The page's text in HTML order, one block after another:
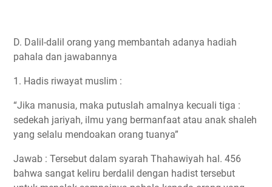
D. Dalil-dalil orang yang membantah adanya hadiah
pahala dan jawabannya
1. Hadis riwayat muslim :
“Jika manusia, maka putuslah amalnya kecuali tiga :
sedekah jariyah, ilmu yang bermanfaat atau anak shaleh
yang selalu mendoakan orang tuanya”
Jawab : Tersebut dalam syarah Thahawiyah hal. 456
bahwa sangat keliru berdalil dengan hadist tersebut